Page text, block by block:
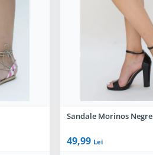
Sandale Morinos Negre
49,99 Lei